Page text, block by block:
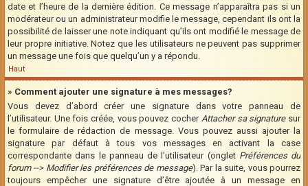
date et l’heure de la dernière édition. Ce message n’apparaîtra pas si un
modérateur ou un administrateur modifie le message, cependant ils ont la
possibilité de laisser une note indiquant qu’ils ont modifié le message de
leur propre initiative. Notez que les utilisateurs ne peuvent pas supprimer
un message une fois que quelqu’un y a répondu.
Haut
» Comment ajouter une signature à mes messages?
Vous devez d’abord créer une signature dans votre panneau de
l’utilisateur. Une fois créée, vous pouvez cocher Attacher sa signaturesur
le formulaire de rédaction de message. Vous pouvez aussi ajouter la
signature par défaut à tous vos messages en activant la case
correspondante dans le panneau de l’utilisateur (onglet Préférences du
forum --> Modifier les préférences de message). Par la suite, vous pourrez
toujours empêcher une signature d’être ajoutée à un message en